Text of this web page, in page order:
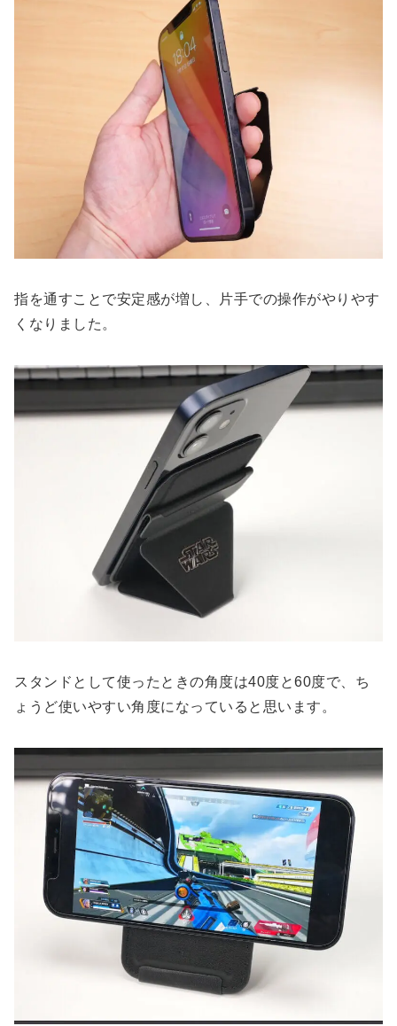
指を通すことで安定感が増し、片手での操作がやりやす
くなりました。
スタンドとして使ったときの角度は40度と60度で、ち
ょうど使いやすい角度になっていると思います。